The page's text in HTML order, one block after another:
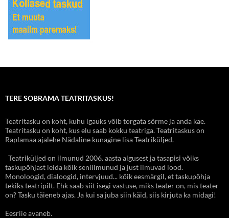
TERE SOBRAMA TEATRITASKUS!
Teatritasku on koht, kuhu igaüks võib torgata sõrme ja anda käe.
Teatritasku on koht, kus elu saab kokku teatriga. Teatritaskus on
Raplamaa ajalehe Nädaline kunagine lisa Teatriküljed.
Teatriküljed on ilmunud 2006. aasta algusest ja tasapisi võiks
taskupõhjast leida kõik seniilmunud ja just ilmuvad lood.
Monoloogid, dialoogid, intervjuud... kõik eesmärgil, et taskupõhja
tekiks teatripilt. Ehk saab siit isegi vastuse, miks teater on, mis teater
on? Tasku täieneb ajas. Ja kui sa juba siin käid, siis kirjuta ka midagi!
Eesriie avaneb.